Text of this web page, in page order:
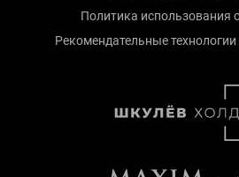
Политика использования
Рекомендательные технологии